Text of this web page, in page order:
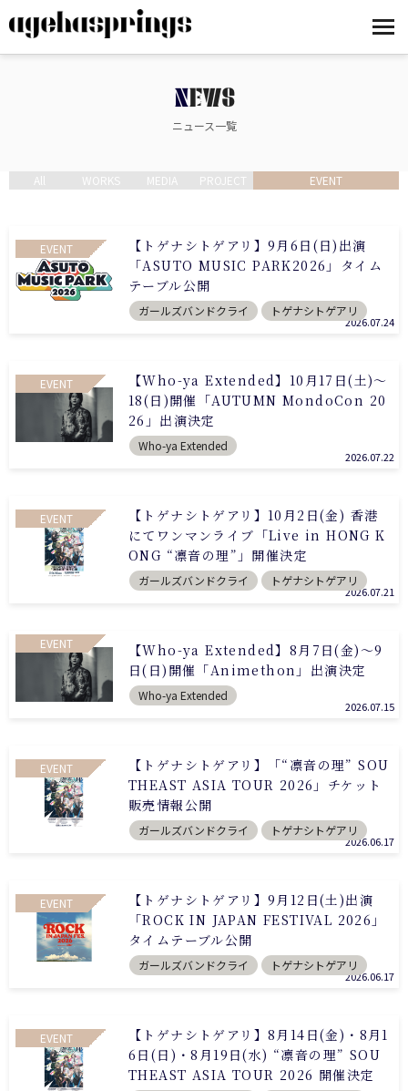
NEWS
ニュース一覧
All WORKS MEDIA PROJECT EVENT
EVENT
【トゲナシトゲアリ】9月6日(日)出演
「ASUTO MUSIC PARK2026」タイム
テーブル公開
ガールズバンドクライ トゲナシトゲアリ
2026.07.24
EVENT
【Who-ya Extended】10月17日(土)～
18(日)開催「AUTUMN MondoCon 20
26」出演決定
Who-ya Extended
2026.07.22
EVENT
【トゲナシトゲアリ】10月2日(金) 香港
にてワンマンライブ「Live in HONG K
ONG “凛音の理”」開催決定
ガールズバンドクライ トゲナシトゲアリ
2026.07.21
EVENT
【Who-ya Extended】8月7日(金)～9
日(日)開催「Animethon」出演決定
Who-ya Extended
2026.07.15
EVENT
【トゲナシトゲアリ】「“凛音の理” SOU
THEAST ASIA TOUR 2026」チケット
販売情報公開
ガールズバンドクライ トゲナシトゲアリ
2026.06.17
EVENT
【トゲナシトゲアリ】9月12日(土)出演
「ROCK IN JAPAN FESTIVAL 2026」
タイムテーブル公開
ガールズバンドクライ トゲナシトゲアリ
2026.06.17
EVENT
【トゲナシトゲアリ】8月14日(金)・8月1
6日(日)・8月19日(水) “凛音の理” SOU
THEAST ASIA TOUR 2026 開催決定